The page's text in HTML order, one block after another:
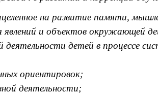
на развитие памяти,
и объектов окружающей
детей в процессе
ориентировок;
деятельности;